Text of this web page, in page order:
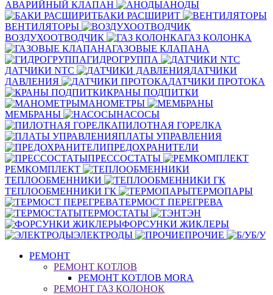
АВАРИЙНЫЙ КЛАПАН
АНОДЫ
БАКИ РАСШИРИТ
ВЕНТИЛЯТОРЫ
ВОЗДУХООТВОДЧИК
ГАЗ КОЛОНКА
ГАЗОВЫЕ КЛАПАНА
ГИДРОГРУППА
ДАТЧИКИ NTC
ДАТЧИКИ
ДАВЛЕНИЯ
ДАТЧИКИ ПРОТОКА
КРАНЫ ПОДПИТКИ
МАНОМЕТРЫ
МЕМБРАНЫ
НАСОСЫ
ПИЛОТНАЯ ГОРЕЛКА
ПЛАТЫ УПРАВЛЕНИЯ
ПРЕДОХРАНИТЕЛИ
ПРЕССОСТАТЫ
РЕМКОМПЛЕКТ
ТЕПЛООБМЕННИКИ
ТЕПЛООБМЕННИКИ ГК
ТЕРМОПАРЫ
ТЕРМОСТ ПЕРЕГРЕВА
ТЕРМОСТАТЫ
ТЭН
ФОРСУНКИ ЖИКЛЕРЫ
ЭЛЕКТРОДЫ
ПРОЧИЕ
Б/У
РЕМОНТ
РЕМОНТ КОТЛОВ
РЕМОНТ КОТЛОВ MORA
РЕМОНТ ГАЗ КОЛОНОК